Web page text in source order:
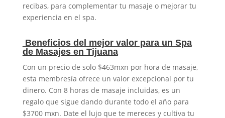
recibas, para complementar tu masaje o mejorar tu
experiencia en el spa.
Beneficios del mejor valor para un Spa
de Masajes en Tijuana
Con un precio de solo $463mxn por hora de masaje,
esta membresía ofrece un valor excepcional por tu
dinero. Con 8 horas de masaje incluidas, es un
regalo que sigue dando durante todo el año para
$3700 mxn. Date el lujo que te mereces y cultiva tu